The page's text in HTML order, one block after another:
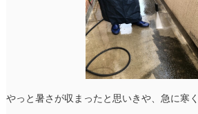
やっと暑さが収まったと思いきや、急に寒